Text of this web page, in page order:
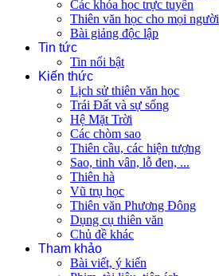
Các khóa học trực tuyến
Thiên văn học cho mọi người
Bài giảng độc lập
Tin tức
Tin nổi bật
Kiến thức
Lịch sử thiên văn học
Trái Đất và sự sống
Hệ Mặt Trời
Các chòm sao
Thiên cầu, các hiện tượng
Sao, tinh vân, lỗ đen, ...
Thiên hà
Vũ trụ học
Thiên văn Phương Đông
Dụng cụ thiên văn
Chủ đề khác
Tham khảo
Bài viết, ý kiến